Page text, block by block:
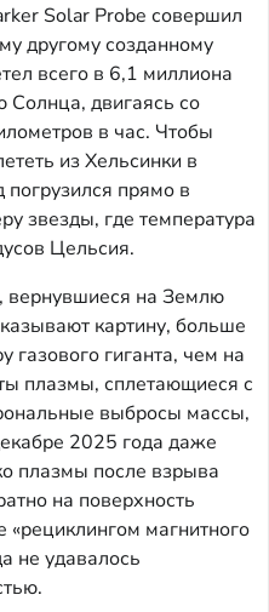
Solar Probe совершил
другому созданному
всего в 6,1 миллиона
Солнца, двигаясь со
в час. Чтобы
из Хельсинки в
прямо в
звезды, где температура
Цельсия.
вернувшиеся на Землю
картину, больше
гиганта, чем на
плазмы, сплетающиеся с
выбросы массы,
2025 года даже
плазмы после взрыва
на поверхность
магнитного
не удавалось